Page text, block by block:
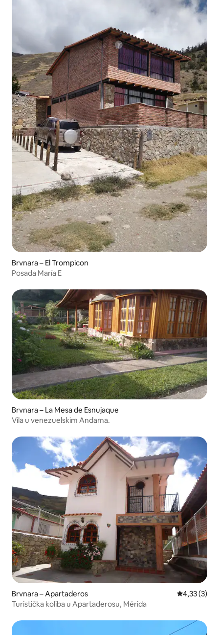
Brvnara – El Trompicon
Posada María E
Brvnara – La Mesa de Esnujaque
Vila u venezuelskim Andama.
Brvnara – Apartaderos Prosječna
4,33 (3)
Turistička koliba u Apartaderosu, Mérida